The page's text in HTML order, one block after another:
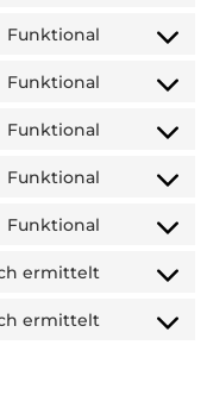
Funktional
Funktional
Funktional
Funktional
Funktional
ermittelt
ermittelt